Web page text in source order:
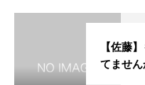
【佐藤
てません